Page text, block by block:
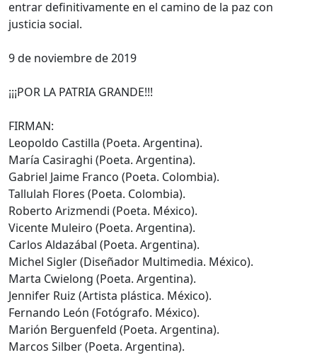
entrar definitivamente en el camino de la paz con
justicia social.
9 de noviembre de 2019
¡¡¡POR LA PATRIA GRANDE!!!
FIRMAN:
Leopoldo Castilla (Poeta. Argentina).
María Casiraghi (Poeta. Argentina).
Gabriel Jaime Franco (Poeta. Colombia).
Tallulah Flores (Poeta. Colombia).
Roberto Arizmendi (Poeta. México).
Vicente Muleiro (Poeta. Argentina).
Carlos Aldazábal (Poeta. Argentina).
Michel Sigler (Diseñador Multimedia. México).
Marta Cwielong (Poeta. Argentina).
Jennifer Ruiz (Artista plástica. México).
Fernando León (Fotógrafo. México).
Marión Berguenfeld (Poeta. Argentina).
Marcos Silber (Poeta. Argentina).